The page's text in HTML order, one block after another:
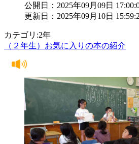
公開日：2025年09月09日
更新日：2025年09月10日
カテゴリ:2年
（２年生）お気に入りの本の紹介